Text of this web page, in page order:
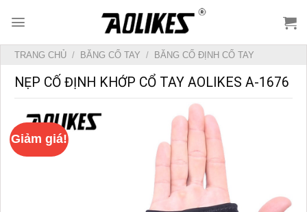
TRANG CHỦ / BĂNG CỔ TAY / BĂNG CỐ ĐỊNH CỔ TAY
NẸP CỐ ĐỊNH KHỚP CỔ TAY AOLIKES A-1676
Giảm giá!